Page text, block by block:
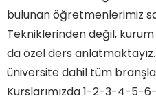
bulunan öğretmenlerimiz
Tekniklerinden değil,
da özel ders
üniversite dahil tüm
Kurslarımızda 1-2-3-4-5-6-